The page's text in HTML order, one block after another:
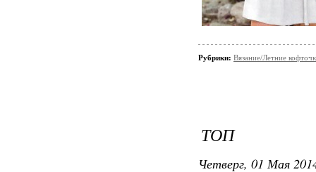
Рубрики: Вязание/Летние
ТОП
Четверг, 01 Мая